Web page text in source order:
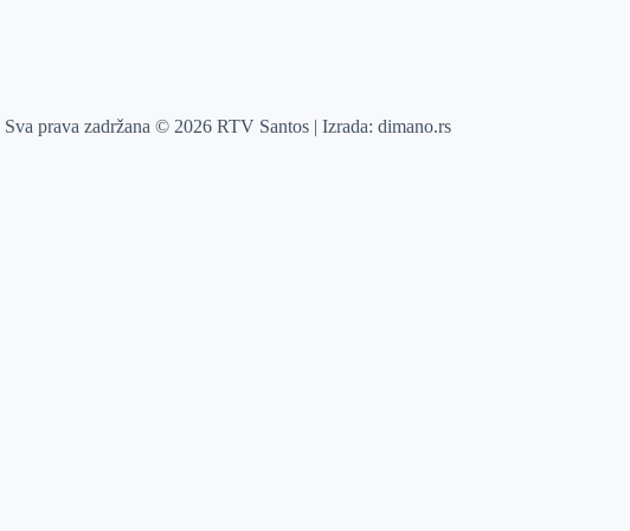
Sva prava zadržana © 2026 RTV Santos | Izrada:dimano.rs